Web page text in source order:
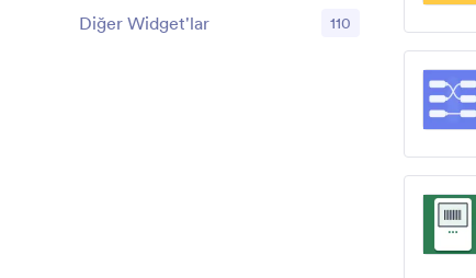
Diğer Widget'lar 110